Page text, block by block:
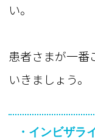
い。
患者さまが一番
いきましょう。
・インビザラ